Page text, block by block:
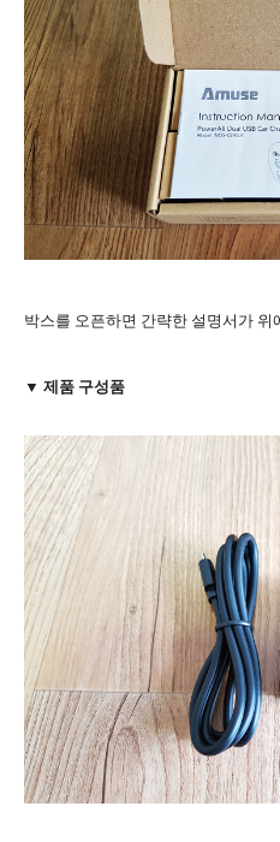
박스를 오픈하면 간략한 설명서가 위
▼ 제품 구성품